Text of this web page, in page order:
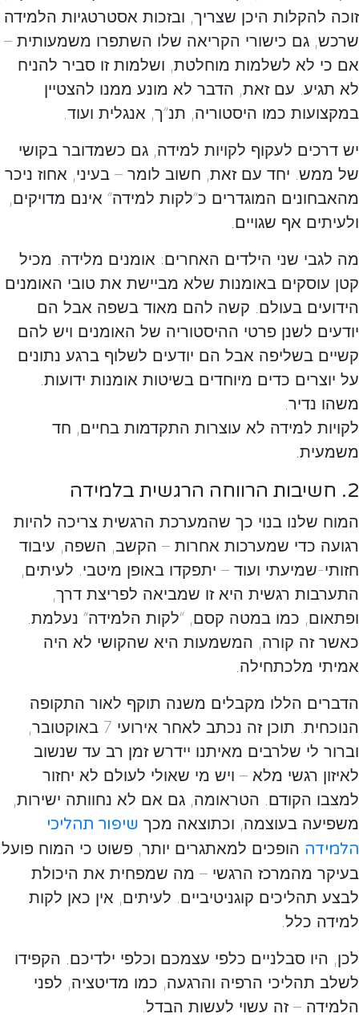
זוכה להקלות היכן שצריך, ובזכות אסטרטגיות הלמידה
שרכש, גם כישורי הקריאה שלו השתפרו משמעותית –
אם כי לא לשלמות מוחלטת, ושלמות זו סביר להניח
לא תגיע. עם זאת, הדבר לא מונע ממנו להצטיין
במקצועות כמו היסטוריה, תנ”ך, אנגלית ועוד.
יש דרכים לעקוף לקויות למידה, גם כשמדובר בקושי
של ממש. יחד עם זאת, חשוב לומר – בעיני, אחוז ניכר
מהאבחונים המוגדרים כ”לקות למידה” אינם מדויקים,
ולעיתים אף שגויים.
מה לגבי שני הילדים האחרים: אומנים מלידה. מכיל
קטן עוסקים באומנות שלא מביישת את טובי האומנים
הידועים בעולם. קשה להם מאוד בשפה אבל הם
יודעים לשנן פרטי ההיסטוריה של האומנים ויש להם
קשיים בשליפה אבל הם יודעים לשלוף ברגע נתונים
על יוצרים כדים מיוחדים בשיטות אומנות ידועות.
משהו נדיר.
לקויות למידה לא עוצרות התקדמות בחיים, חד
משמעית.
2. חשיבות הרווחה הרגשית בלמידה
המוח שלנו בנוי כך שהמערכת הרגשית צריכה להיות
רגועה כדי שמערכות אחרות – הקשב, השפה, עיבוד
חזותי-שמיעתי ועוד – יתפקדו באופן מיטבי. לעיתים,
התערבות רגשית היא זו שמביאה לפריצת דרך,
ופתאום, כמו במטה קסם, “לקות הלמידה” נעלמת.
כאשר זה קורה, המשמעות היא שהקושי לא היה
אמיתי מלכתחילה.
הדברים הללו מקבלים משנה תוקף לאור התקופה
הנוכחית. תוכן זה נכתב לאחר אירועי 7 באוקטובר,
וברור לי שלרבים מאיתנו יידרש זמן רב עד שנשוב
לאיזון רגשי מלא – ויש מי שאולי לעולם לא יחזור
למצבו הקודם. הטראומה, גם אם לא נחוותה ישירות,
משפיעה בעוצמה, וכתוצאה מכך שיפור תהליכי
הלמידה הופכים למאתגרים יותר, פשוט כי המוח פועל
בעיקר מהמרכז הרגשי – מה שמפחית את היכולת
לבצע תהליכים קוגניטיביים. לעיתים, אין כאן לקות
למידה כלל.
לכן, היו סבלניים כלפי עצמכם וכלפי ילדיכם. הקפידו
לשלב תהליכי הרפיה והרגעה, כמו מדיטציה, לפני
הלמידה – זה עשוי לעשות הבדל.